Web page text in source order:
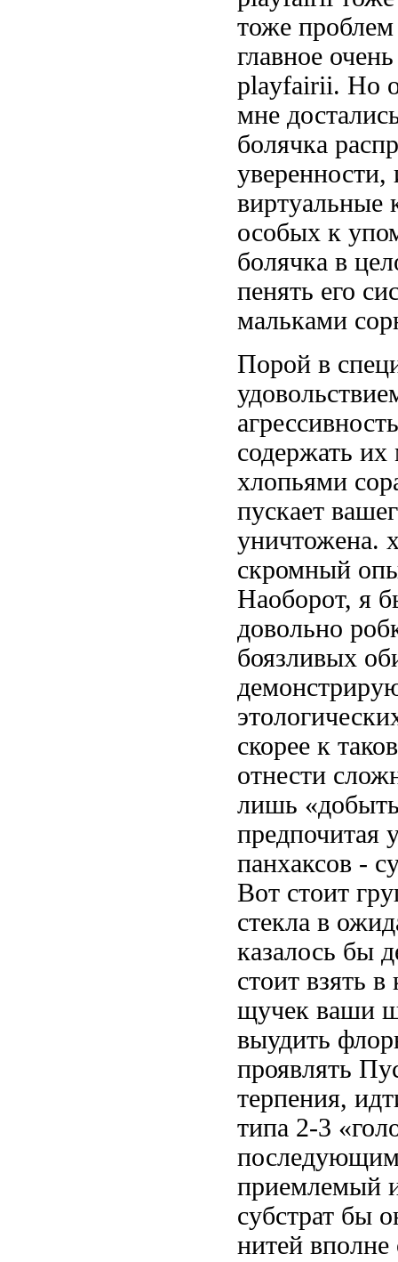
тоже проблем
главное
playfairii. Но
мне
болячка
уверенности,
виртуальные
особых к
болячка в
пенять его
мальками
Порой в
содержать
хлопьями
пускает
уничтожена.
скромный
Наоборот, я
довольно
боязливых
скорее к
отнести
лишь
предпочитая
панхаксов -
Вот стоит
стекла в
казалось бы
стоит взять в
щучек ваши
выудить
проявлять
терпения,
типа 2-3
приемлемый
субстрат бы
нитей вполне